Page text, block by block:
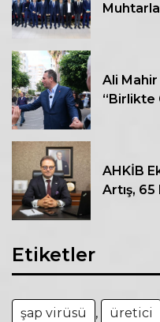
Ali Mahir
“Birlikte
AHKİB
Artış,
Etiketler
şap virüsü , üretici